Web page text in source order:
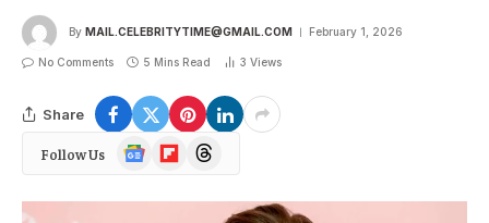
By MAIL.CELEBRITYTIME@GMAIL.COM February 1, 2026
No Comments 5 Mins Read 3 Views
Share
Follow Us
Google
News
FlipboardThreads